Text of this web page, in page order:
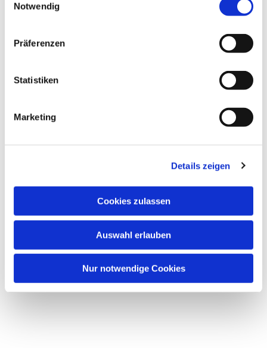
Notwendig
Präferenzen
Statistiken
Marketing
Details zeigen
Cookies zulassen
Auswahl erlauben
Nur notwendige Cookies